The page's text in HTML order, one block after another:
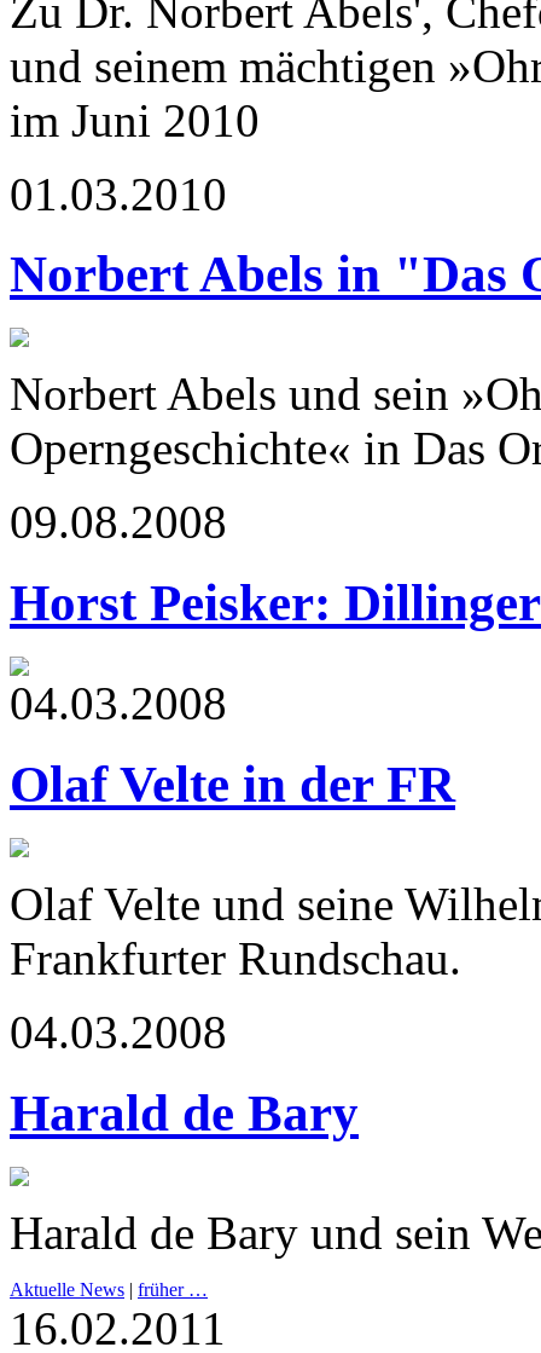
Zu Dr. Norbert Abels',
und seinem mächtigen
im Juni 2010
01.03.2010
Norbert Abels in "Das
Norbert Abels und sein
Operngeschichte« in Das
09.08.2008
Horst Peisker:
04.03.2008
Olaf Velte in der FR
Olaf Velte und seine
Frankfurter Rundschau.
04.03.2008
Harald de Bary
Harald de Bary und sein
Aktuelle News | früher …
16.02.2011